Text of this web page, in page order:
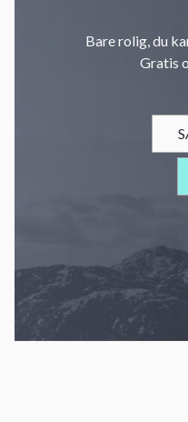
Bare rolig, du
Gratis